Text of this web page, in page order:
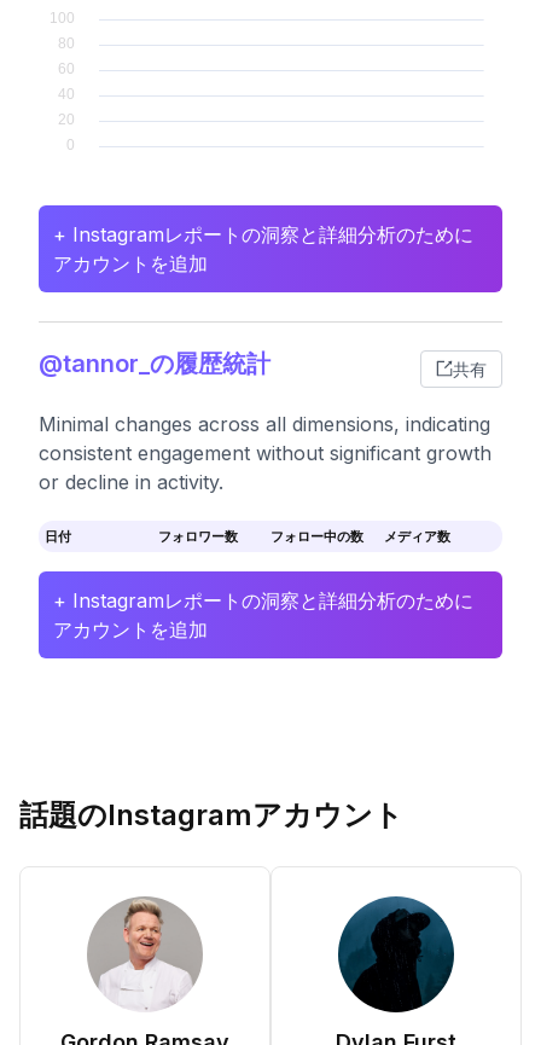
+ Instagramレポートの洞察と詳細分析のために
アカウントを追加
@tannor_の履歴統計 共有
Minimal changes across all dimensions, indicating
consistent engagement without significant growth
or decline in activity.
日付 フォロワー数 フォロー中の数 メディア数
+ Instagramレポートの洞察と詳細分析のために
アカウントを追加
話題のInstagramアカウント